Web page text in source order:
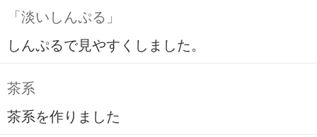
「淡いしんぷる」
しんぷるで見やすくしました。
茶系
茶系を作りました